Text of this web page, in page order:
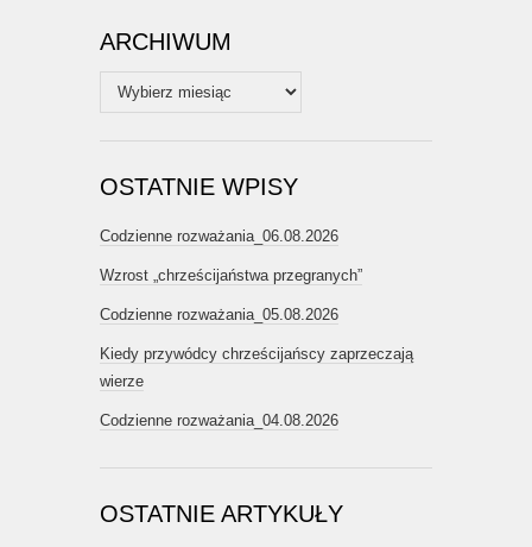
ARCHIWUM
Archiwum
OSTATNIE WPISY
Codzienne rozważania_06.08.2026
Wzrost „chrześcijaństwa przegranych”
Codzienne rozważania_05.08.2026
Kiedy przywódcy chrześcijańscy zaprzeczają
wierze
Codzienne rozważania_04.08.2026
OSTATNIE ARTYKUŁY